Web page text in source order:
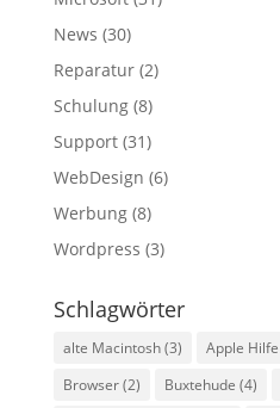
News (30)
Reparatur(2)
Schulung(8)
Support(31)
WebDesign (6)
Werbung(8)
Wordpress (3)
Schlagwörter
alte Macintosh(3) Apple Hilfe
Browser(2) Buxtehude (4)